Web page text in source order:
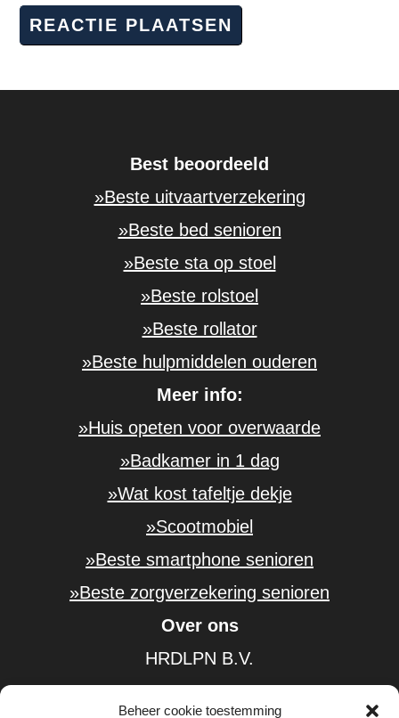
Beheer cookie toestemming
Best beoordeeld
»Beste uitvaartverzekering
»Beste bed senioren
»Beste sta op stoel
»Beste rolstoel
»Beste rollator
»Beste hulpmiddelen ouderen
Meer info:
»Huis opeten voor overwaarde
»Badkamer in 1 dag
»Wat kost tafeltje dekje
»Scootmobiel
»Beste smartphone senioren
»Beste zorgverzekering senioren
Over ons
HRDLPN B.V.
KvK-nummer: 61584185